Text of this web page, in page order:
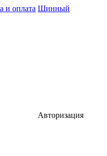
и оплата Шинный
Авторизация